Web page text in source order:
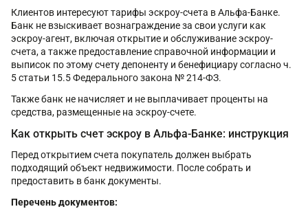
Клиентов интересуют тарифы эскроу-счета в Альфа-Банке.
Банк не взыскивает вознаграждение за свои услуги как
эскроу-агент, включая открытие и обслуживание эскроу-
счета, а также предоставление справочной информации и
выписок по этому счету депоненту и бенефициару согласно ч.
5 статьи 15.5 Федерального закона № 214-ФЗ.
Также банк не начисляет и не выплачивает проценты на
средства, размещенные на эскроу-счете.
Как открыть счет эскроу в Альфа-Банке: инструкция
Перед открытием счета покупатель должен выбрать
подходящий объект недвижимости. После собрать и
предоставить в банк документы.
Перечень документов: